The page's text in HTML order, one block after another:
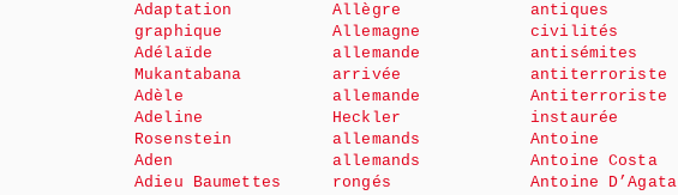
Adaptation
graphique
Adélaïde
Mukantabana
Adèle
Adeline
Rosenstein
Aden
Adieu Baumettes
Allègre
Allemagne
allemande
arrivée
allemande
Heckler
allemands
allemands
rongés
antiques
civilités
antisémites
antiterroriste
Antiterroriste
instaurée
Antoine
Antoine Costa
Antoine D’Agata